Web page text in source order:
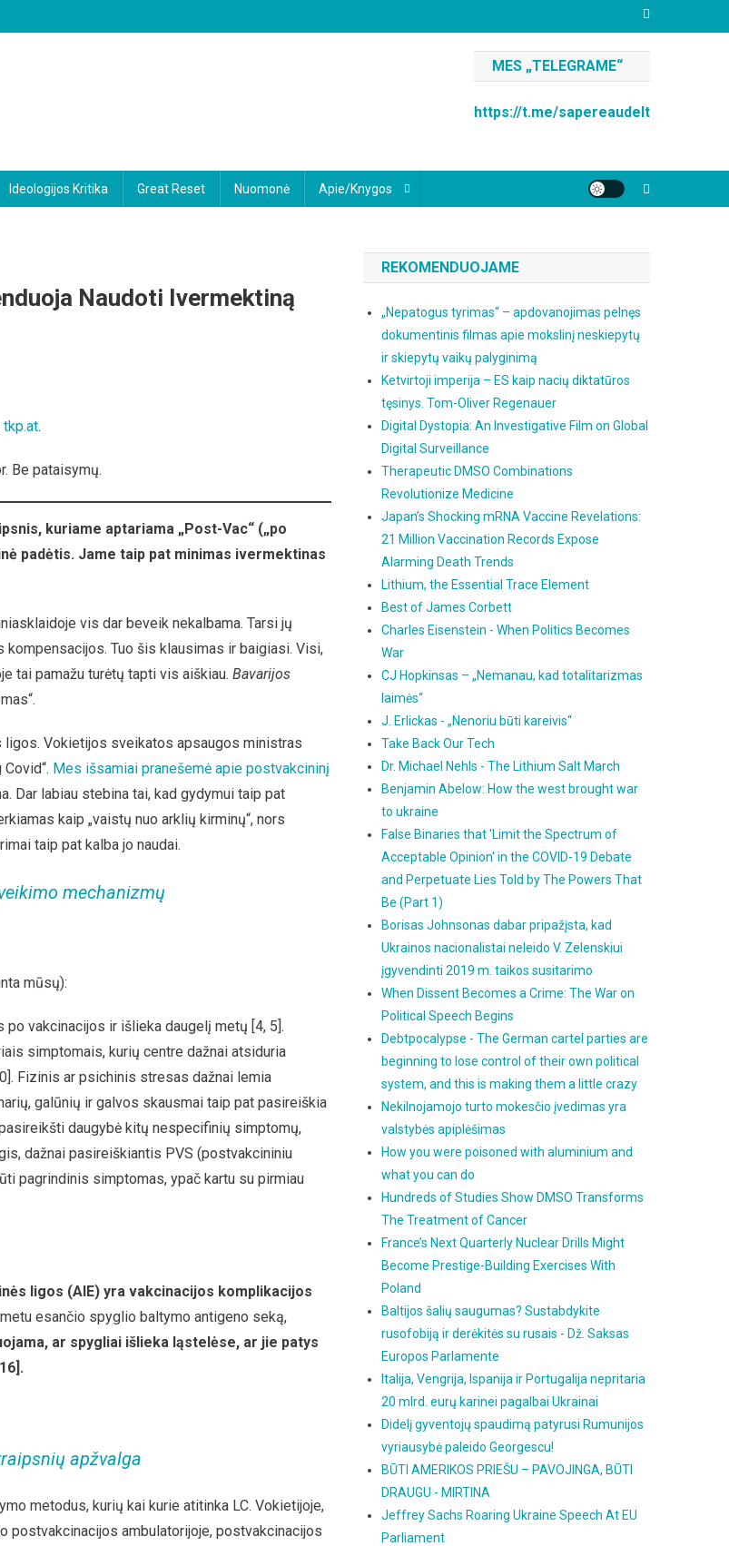
MES „TELEGRAME“
https://t.me/sapereaudelt
Ideologijos Kritika Great Reset Nuomonė Apie/knygos
Naudoti Ivermektiną
tkp.at.
Be pataisymų.
kuriame aptariama „Post-Vac“ („po
padėtis. Jame taip pat minimas ivermektinas
vis dar beveik nekalbama. Tarsi jų
kompensacijos. Tuo šis klausimas ir baigiasi. Visi,
tai pamažu turėtų tapti vis aiškiau. Bavarijos
ligos. Vokietijos sveikatos apsaugos ministras
Mes išsamiai pranešemė apie postvakcininį
Dar labiau stebina tai, kad gydymui taip pat
kaip „vaistų nuo arklių kirminų“, nors
taip pat kalba jo naudai.
mechanizmų
mūsų):
vakcinacijos ir išlieka daugelį metų [4, 5].
simptomais, kurių centre dažnai atsiduria
Fizinis ar psichinis stresas dažnai lemia
galūnių ir galvos skausmai taip pat pasireiškia
daugybė kitų nespecifinių simptomų,
dažnai pasireiškiantis PVS (postvakcininiu
pagrindinis simptomas, ypač kartu su pirmiau
ligos (AIE) yra vakcinacijos komplikacijos
esančio spyglio baltymo antigeno seką,
ar spygliai išlieka ląstelėse, ar jie patys
apžvalga
metodus, kurių kai kurie atitinka LC. Vokietijoje,
postvakcinacijos ambulatorijoje, postvakcinacijos
REKOMENDUOJAME
„Nepatogus tyrimas“ – apdovanojimas pelnęs
dokumentinis filmas apie mokslinį neskiepytų
ir skiepytų vaikų palyginimą
Ketvirtoji imperija – ES kaip nacių diktatūros
tęsinys. Tom-Oliver Regenauer
Digital Dystopia: An Investigative Film on Global
Digital Surveillance
Therapeutic DMSO Combinations
Revolutionize Medicine
Japan’s Shocking mRNA Vaccine Revelations:
21 Million Vaccination Records Expose
Alarming Death Trends
Lithium, the Essential Trace Element
Best of James Corbett
Charles Eisenstein - When Politics Becomes
War
CJ Hopkinsas – „Nemanau, kad totalitarizmas
laimės“
J. Erlickas - „Nenoriu būti kareivis“
Take Back Our Tech
Dr. Michael Nehls - The Lithium Salt March
Benjamin Abelow: How the west brought war
to ukraine
False Binaries that 'Limit the Spectrum of
Acceptable Opinion' in the COVID-19 Debate
and Perpetuate Lies Told by The Powers That
Be (Part 1)
Borisas Johnsonas dabar pripažįsta, kad
Ukrainos nacionalistai neleido V. Zelenskiui
įgyvendinti 2019 m. taikos susitarimo
When Dissent Becomes a Crime: The War on
Political Speech Begins
Debtpocalypse - The German cartel parties are
beginning to lose control of their own political
system, and this is making them a little crazy
Nekilnojamojo turto mokesčio įvedimas yra
valstybės apiplėšimas
How you were poisoned with aluminium and
what you can do
Hundreds of Studies Show DMSO Transforms
The Treatment of Cancer
France’s Next Quarterly Nuclear Drills Might
Become Prestige-Building Exercises With
Poland
Baltijos šalių saugumas? Sustabdykite
rusofobiją ir derėkitės su rusais - Dž. Saksas
Europos Parlamente
Italija, Vengrija, Ispanija ir Portugalija nepritaria
20 mlrd. eurų karinei pagalbai Ukrainai
Didelį gyventojų spaudimą patyrusi Rumunijos
vyriausybė paleido Georgescu!
BŪTI AMERIKOS PRIEŠU – PAVOJINGA, BŪTI
DRAUGU - MIRTINA
Jeffrey Sachs Roaring Ukraine Speech At EU
Parliament